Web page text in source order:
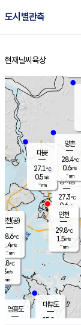
도시별관측
홈
현재날씨 육상
의도
℃
m/s
mm
영흥도
대부도
25.2
경서동
27.3℃
0.6 m/s
-mm
대곶
27.1℃
0.5m/s
-mm
양촌
28.4℃
0.6m/s
-mm
인천(공)
28.6℃
1.4m/s
-mm
인천
29.8℃
1.5m/s
-mm